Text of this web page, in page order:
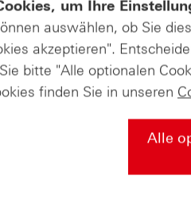
um Ihre
auswählen, ob Sie
akzeptieren".
bitte "Alle optionalen
finden Sie in unseren
Alle